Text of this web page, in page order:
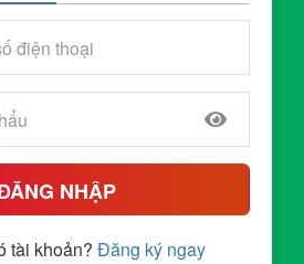
NHẬP
tài khoản? Đăng ký ngay